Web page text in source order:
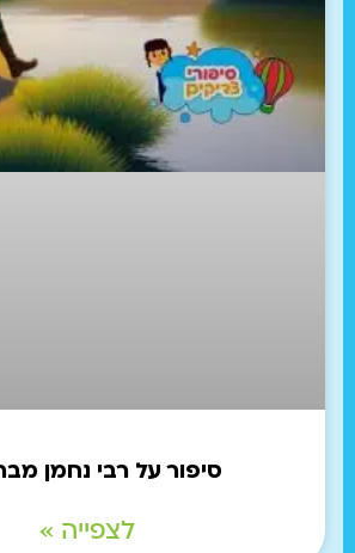
סיפור על רבי נחמן
לצפייה »